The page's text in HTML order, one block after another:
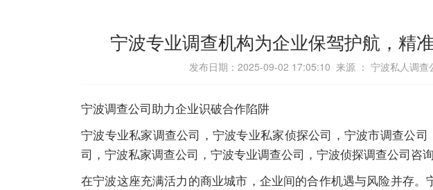
宁波专业调查机构为企业保驾护航，精
发布日期：2025-09-02 17:05:10 来源 ： 宁波私人调
宁波调查公司助力企业识破合作陷阱
宁波专业私家调查公司，宁波专业私家侦探公司，宁波市调查公
司，宁波私家调查公司，宁波专业调查公司，宁波侦探调查公司咨
在宁波这座充满活力的商业城市，企业间的合作机遇与风险并存